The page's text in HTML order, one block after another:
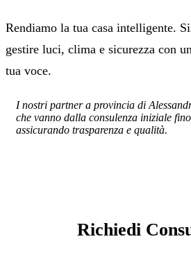
Rendiamo la tua casa intelligente.
gestire luci, clima e sicurezza con
tua voce.
I nostri partner a provincia di
che vanno dalla consulenza iniziale
assicurando trasparenza e qualità.
Richiedi